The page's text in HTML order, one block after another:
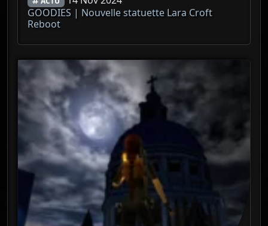
GOODIES | Nouvelle statuette Lara Croft
Reboot